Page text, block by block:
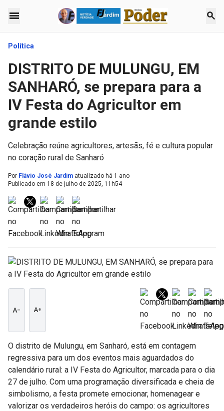
menu search
Política
DISTRITO DE MULUNGU, EM
SANHARÓ, se prepara para a
IV Festa do Agricultor em
grande estilo
Celebração reúne agricultores, artesãs, fé e cultura popular
no coração rural de Sanharó
Por Flávio José Jardim atualizado há 1 ano
Publicado em 18 de julho de 2025, 11h54
text_decrease text_increase
O distrito de Mulungu, em Sanharó, está em contagem
regressiva para um dos eventos mais aguardados do
calendário rural: a IV Festa do Agricultor, marcada para o dia
27 de julho. Com uma programação diversificada e cheia de
simbolismo, a festa promete emocionar, homenagear e
valorizar os verdadeiros heróis do campo: os agricultores